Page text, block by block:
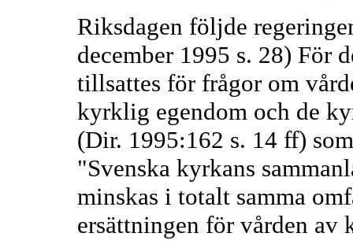
Riksdagen följde
december 1995 s. 28) För
tillsattes för frågor om
kyrklig egendom och de
(Dir. 1995:162 s. 14 ff)
"Svenska kyrkans
minskas i totalt samma
ersättningen för vården